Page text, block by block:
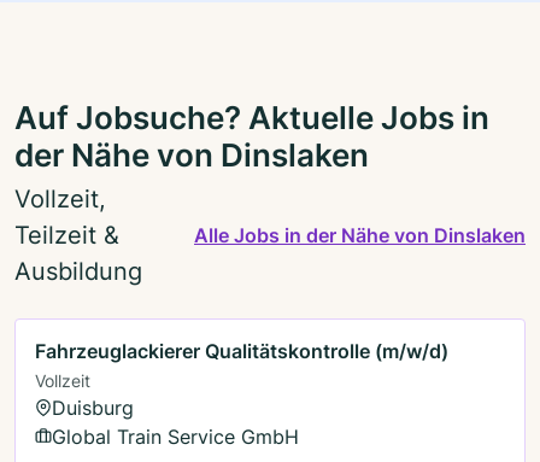
Auf Jobsuche? Aktuelle Jobs in
der Nähe von Dinslaken
Vollzeit,
Teilzeit &
Ausbildung
Alle Jobs in der Nähe von Dinslaken
Fahrzeuglackierer Qualitätskontrolle (m/w/d)
Vollzeit
Duisburg
Global Train Service GmbH